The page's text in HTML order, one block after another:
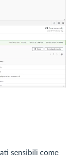
sensibili come